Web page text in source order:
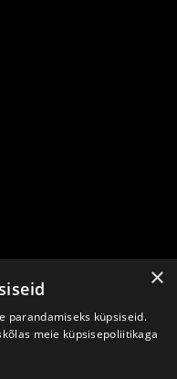
×
parandamiseks küpsiseid.
meie küpsisepoliitikaga